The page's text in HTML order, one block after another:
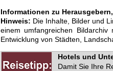
Informationen zu
Hinweis: Die Inhalte, Bilder und
einem umfangreichen
Entwicklung von Städten,
Hotels und
Damit Sie Ihre